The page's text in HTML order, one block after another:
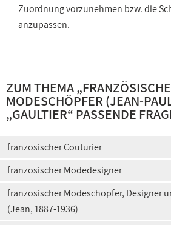
Zuordnung vorzunehmen bzw. die
anzupassen.
ZUM THEMA „
MODESCHÖPFER (JEAN-
„GAULTIER“ PASSENDE
französischer Couturier
französischer Modedesigner
französischer Modeschöpfer, Designer
(Jean, 1887-1936)